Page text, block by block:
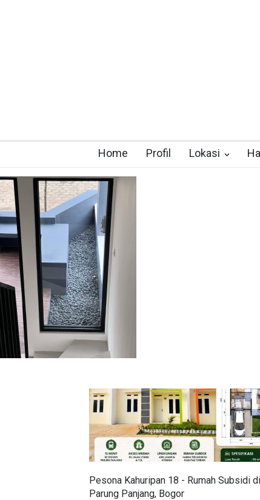
Home Profil Lokasi
Pesona Kahuripan 18 - Rumah Subsidi di
Parung Panjang, Bogor